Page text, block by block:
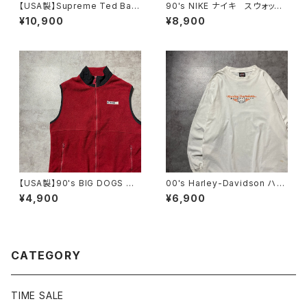
【USA製】Supreme Ted Bafa
loukos “1970s Kids Photo
シュプリーム グラフィック フ
¥10,900
90's NIKE ナイキ スウォッシ
ュ 両面刺繍 ネイビー フー
ド ナイロンジャケット
¥8,900
【USA製】90's BIG DOGS 希
少POLAR DOGSタグ ビッグ
ドッグス ワンポイント ラベル
¥4,900
00's Harley-Davidson ハー
レーダビッドソン スカル セン
ター刺繍ロゴ ホワイト 白
¥6,900
CATEGORY
TIME SALE